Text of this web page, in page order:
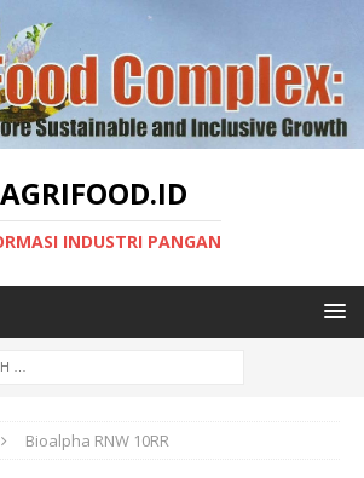
AGRIFOOD.ID
INDUSTRI PANGAN
Bioalpha RNW 10RR